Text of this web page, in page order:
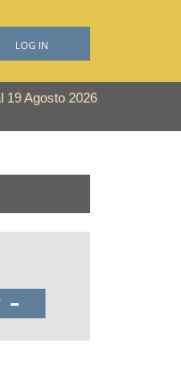
LOG IN
19 Agosto 2026